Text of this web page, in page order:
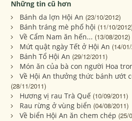
Những tin cũ hơn
Bánh da lợn Hội An (23/10/2012)
Bánh tráng mè phố hội (11/10/
Về Cẩm Nam ăn hến... (13/08/2012)
Mứt quật ngày Tết ở Hội An (14/
Bánh Tổ Hội An (29/12/2011)
Món ăn của bà con người Hoa
Về Hội An thưởng thức bánh ướt
(28/11/2011)
Hương vị rau Trà Quế (10/09/2011)
Rau rừng ở vùng biển (04/08/2011)
Về biển Hội An ăn chem chép (25/